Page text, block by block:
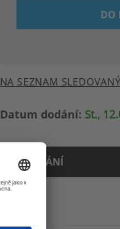
DO
NA SEZNAM
Datum dodání: St.,
ODESÍLÁNÍ